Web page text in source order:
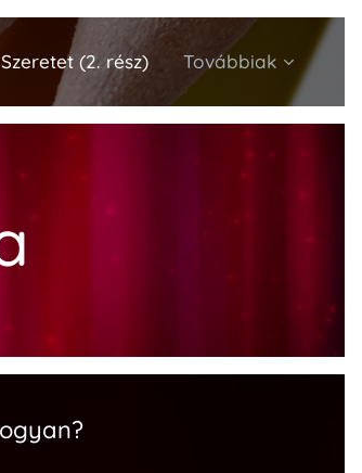
Szeretet (2. rész) Továbbiak